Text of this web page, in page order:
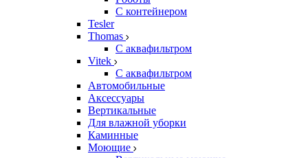
С контейнером
Tesler
Thomas
С аквафильтром
Vitek
С аквафильтром
Автомобильные
Аксессуары
Вертикальные
Для влажной уборки
Каминные
Моющие